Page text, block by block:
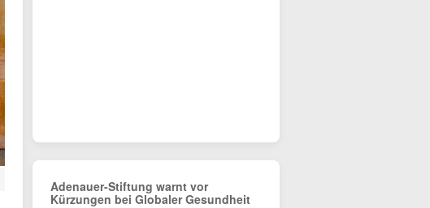
Adenauer-Stiftung warnt vor
Kürzungen bei Globaler Gesundheit